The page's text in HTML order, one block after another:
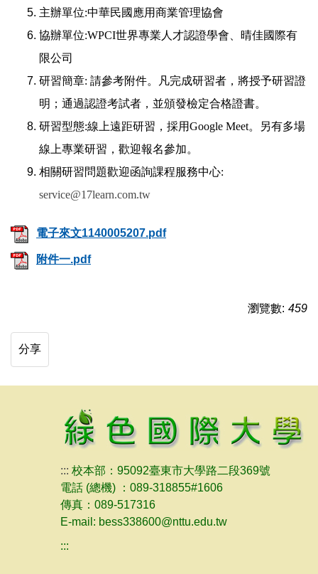
主辦單位:中華民國應用商業管理協會
協辦單位:WPCI世界專業人才認證學會、晴佳國際有
限公司
研習簡章: 請參考附件。凡完成研習者，將授予研習證
明；通過認證考試者，並頒發檢定合格證書。
研習型態:線上遠距研習，採用Google Meet。另有多場
線上專業研習，歡迎報名參加。
相關研習問題歡迎函詢課程服務中心:
service@17learn.com.tw
電子來文1140005207.pdf
附件一.pdf
瀏覽數: 459
分享
::: 校本部：95092臺東市大學路二段369號
電話 (總機) ：089-318855#1606
傳真：089-517316
E-mail: bess338600@nttu.edu.tw
:::